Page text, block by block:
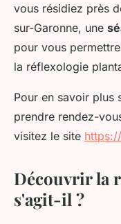
vous résidiez près
sur-Garonne, une
pour vous
la réflexologie
Pour en savoir plus
prendre rendez-
visitez le site
Découvrir la r
s'agit-il ?